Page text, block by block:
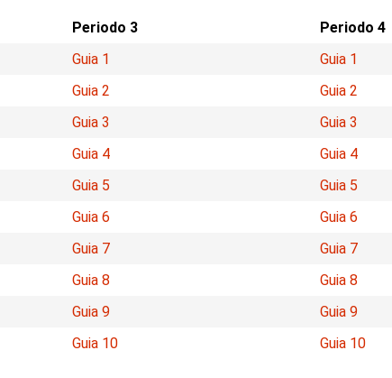
Periodo 3
Periodo 4
Guia 1
Guia 1
Guia 2
Guia 2
Guia 3
Guia 3
Guia 4
Guia 4
Guia 5
Guia 5
Guia 6
Guia 6
Guia 7
Guia 7
Guia 8
Guia 8
Guia 9
Guia 9
Guia 10 Guia 10